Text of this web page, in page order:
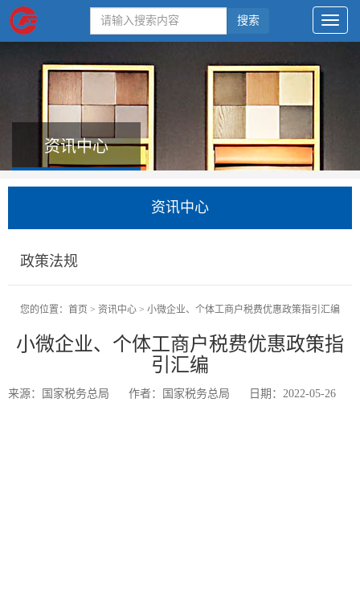
搜索
资讯中心
资讯中心
政策法规
您的位置： 首页 > 资讯中心 > 小微企业、个体工商户税费优惠政策指引汇编
小微企业、个体工商户税费优惠政策指
引汇编
来源：国家税务总局 作者：国家税务总局 日期：2022-05-26